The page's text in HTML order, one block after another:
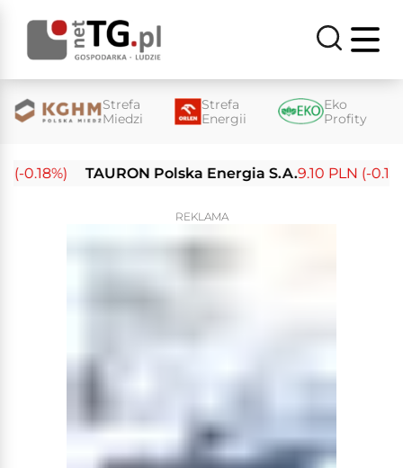
Strefa
Miedzi
Strefa
Energii
Eko
Profity
0.18%) TAURON Polska Energia S.A.9.10 PLN (-0.13%)
REKLAMA